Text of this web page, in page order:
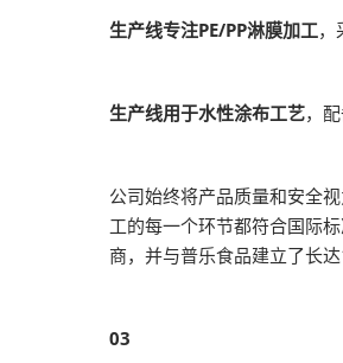
生产线专注PE/PP淋膜加工，
生产线用于水性涂布工艺，
公司始终将产品质量和安全
工的每一个环节都符合国际标
商，并与普乐食品建立了长
03